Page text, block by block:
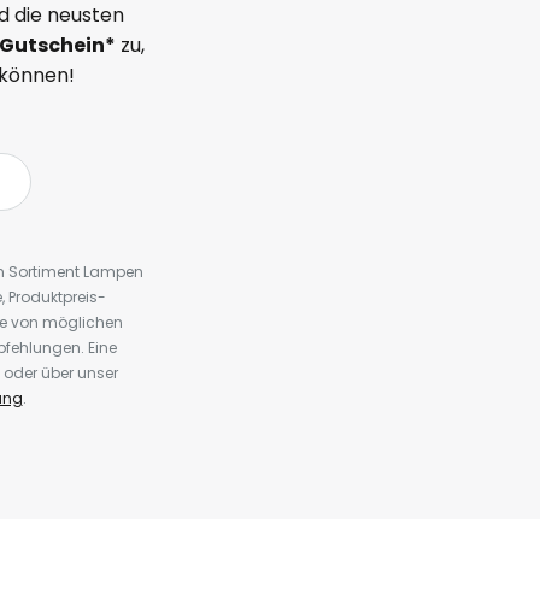
die neusten
zu,
Sortiment Lampen
Produktpreis-
von möglichen
Eine
über unser
.